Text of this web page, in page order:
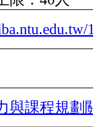
與課程規劃